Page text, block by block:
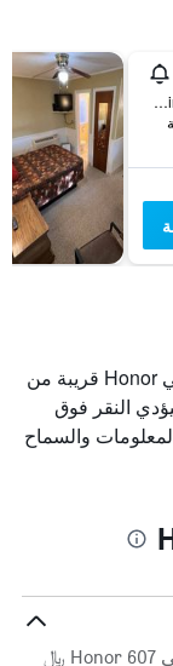
11481 Main Street, Honor, MI, الولايات المتحدة الأميريكية
استخدم الخريطة للعثور على بيوت عطلات في Honor قريبة من
النقر فوق
والسماح
في المتوسط ، تبلغ تكلفة إيجارات العطلات في Honor 607 ﷼